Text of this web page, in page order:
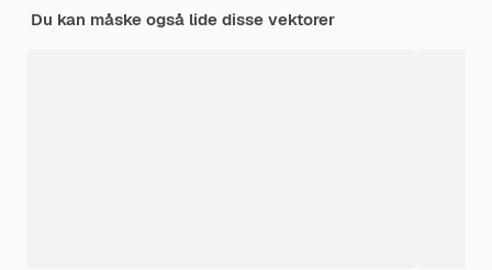
Du kan måske også lide disse vektorer